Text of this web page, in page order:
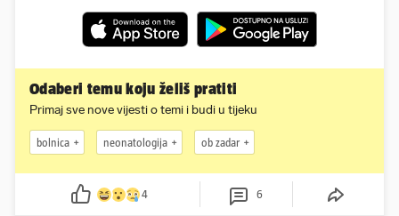
Odaberi temu koju želiš pratiti
Primaj sve nove vijesti o temi i budi u tijeku
bolnica neonatologija ob zadar
4 6